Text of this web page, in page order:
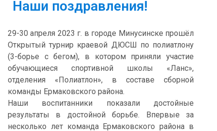
Наши поздравления!
29-30 апреля 2023 г. в городе Минусинске прошёл
Открытый турнир краевой ДЮСШ по полиатлону
(3-борье с бегом), в котором приняли участие
обучающиеся спортивной школы «Ланс»,
отделения «Полиатлон», в составе сборной
команды Ермаковского района.
Наши воспитанники показали достойные
результаты в достойной борьбе. Впервые за
несколько лет команда Ермаковского района в